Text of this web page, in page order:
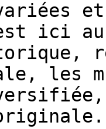
est ici
les